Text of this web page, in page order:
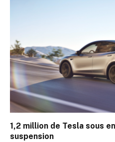
1,2 million de Tesla sous
suspension